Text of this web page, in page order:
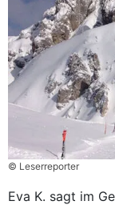
© Leserreporter
Eva K. sagt im